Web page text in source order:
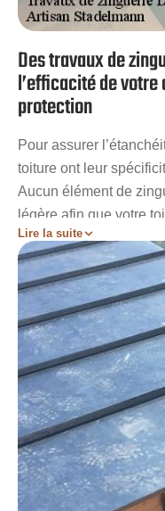
Des travaux de
l’efficacité de
protection
Pour assurer
toiture ont leur
Aucun élément de
légère afin que votre
rôle d’étancheur.
parfaitement installé et
endroit si vous êtes à
zinguerie apte à
Artisan Stadelmann le
résultat parfait pour
Lire la suite